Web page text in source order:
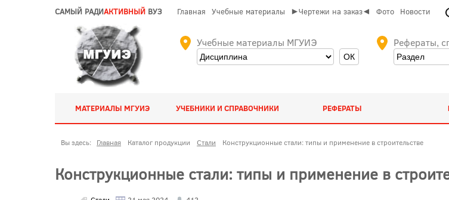
САМЫЙ РАДИАКТИВНЫЙ ВУЗ Главная Учебные материалы ►Чертежи на заказ◄ Фото Новости
Учебные материалы МГУИЭ Рефераты,
МАТЕРИАЛЫ МГУИЭ УЧЕБНИКИ И СПРАВОЧНИКИ РЕФЕРАТЫ
Вы здесь: Главная Каталог продукции Стали Конструкционные стали: типы и применение в строительстве
Конструкционные стали: типы и применение в